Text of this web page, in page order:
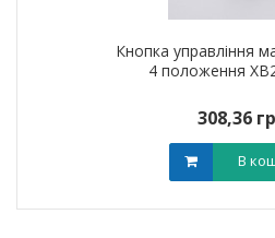
Кнопка управління
4 положення
308,36
В